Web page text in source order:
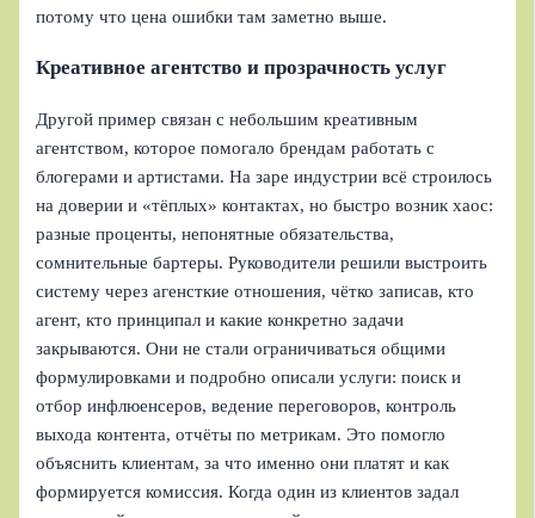
потому что цена ошибки там заметно выше.
Креативное агентство и прозрачность услуг
Другой пример связан с небольшим креативным
агентством, которое помогало брендам работать с
блогерами и артистами. На заре индустрии всё строилось
на доверии и «тёплых» контактах, но быстро возник хаос:
разные проценты, непонятные обязательства,
сомнительные бартеры. Руководители решили выстроить
систему через агенсткие отношения, чётко записав, кто
агент, кто принципал и какие конкретно задачи
закрываются. Они не стали ограничиваться общими
формулировками и подробно описали услуги: поиск и
отбор инфлюенсеров, ведение переговоров, контроль
выхода контента, отчёты по метрикам. Это помогло
объяснить клиентам, за что именно они платят и как
формируется комиссия. Когда один из клиентов задал